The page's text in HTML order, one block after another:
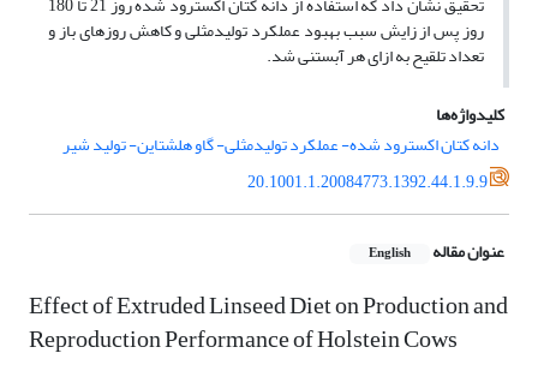
روز پس از زایش سبب بهبود عملکرد تولیدمثلی و کاهش روزهای باز و
تعداد تلقیح به ازای هر آبستنی شد.
کلیدواژه‌ها
دانه کتان اکسترود شده- عملکرد تولیدمثلی- گاو هلشتاین- تولید شیر
20.1001.1.20084773.1392.44.1.9.9
عنوان مقاله English
Effect of Extruded Linseed Diet on Production and
Reproduction Performance of Holstein Cows